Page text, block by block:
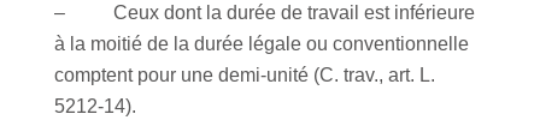
– Ceux dont la durée de travail est inférieure
à la moitié de la durée légale ou conventionnelle
comptent pour une demi-unité (C. trav., art. L.
5212-14).